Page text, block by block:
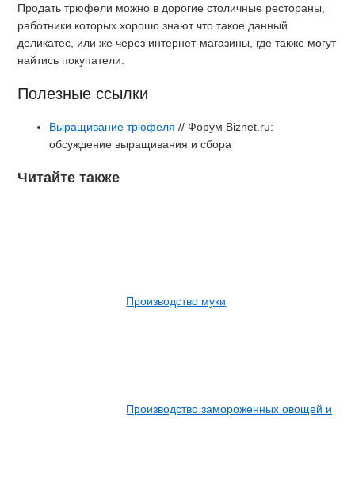
Продать трюфели можно в дорогие столичные рестораны,
работники которых хорошо знают что такое данный
деликатес, или же через интернет-магазины, где также могут
найтись покупатели.
Полезные ссылки
Выращивание трюфеля // Форум Biznet.ru:
обсуждение выращивания и сбора
Читайте также
Производство муки
Производство замороженных овощей и